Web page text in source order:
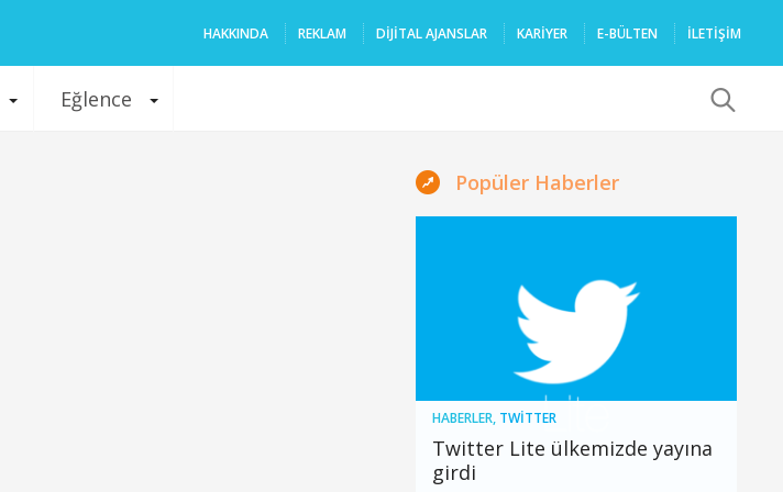
HAKKINDA REKLAM DIJITAL AJANSLAR KARIYER E-BÜLTEN İLETİŞİM
Eğlence
Popüler Haberler
HABERLER, TWITTER
Twitter Lite ülkemizde yayına
girdi